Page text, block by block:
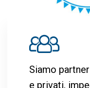
Siamo
e privati,